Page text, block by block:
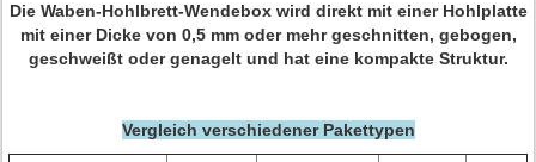
Die Waben-Hohlbrett-Wendebox wird direkt mit einer Hohlplatte
mit einer Dicke von 0,5 mm oder mehr geschnitten, gebogen,
geschweißt oder genagelt und hat eine kompakte Struktur.
Vergleich verschiedener Pakettypen